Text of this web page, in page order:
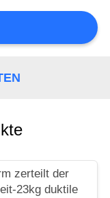
zerteilt der
23kg duktile